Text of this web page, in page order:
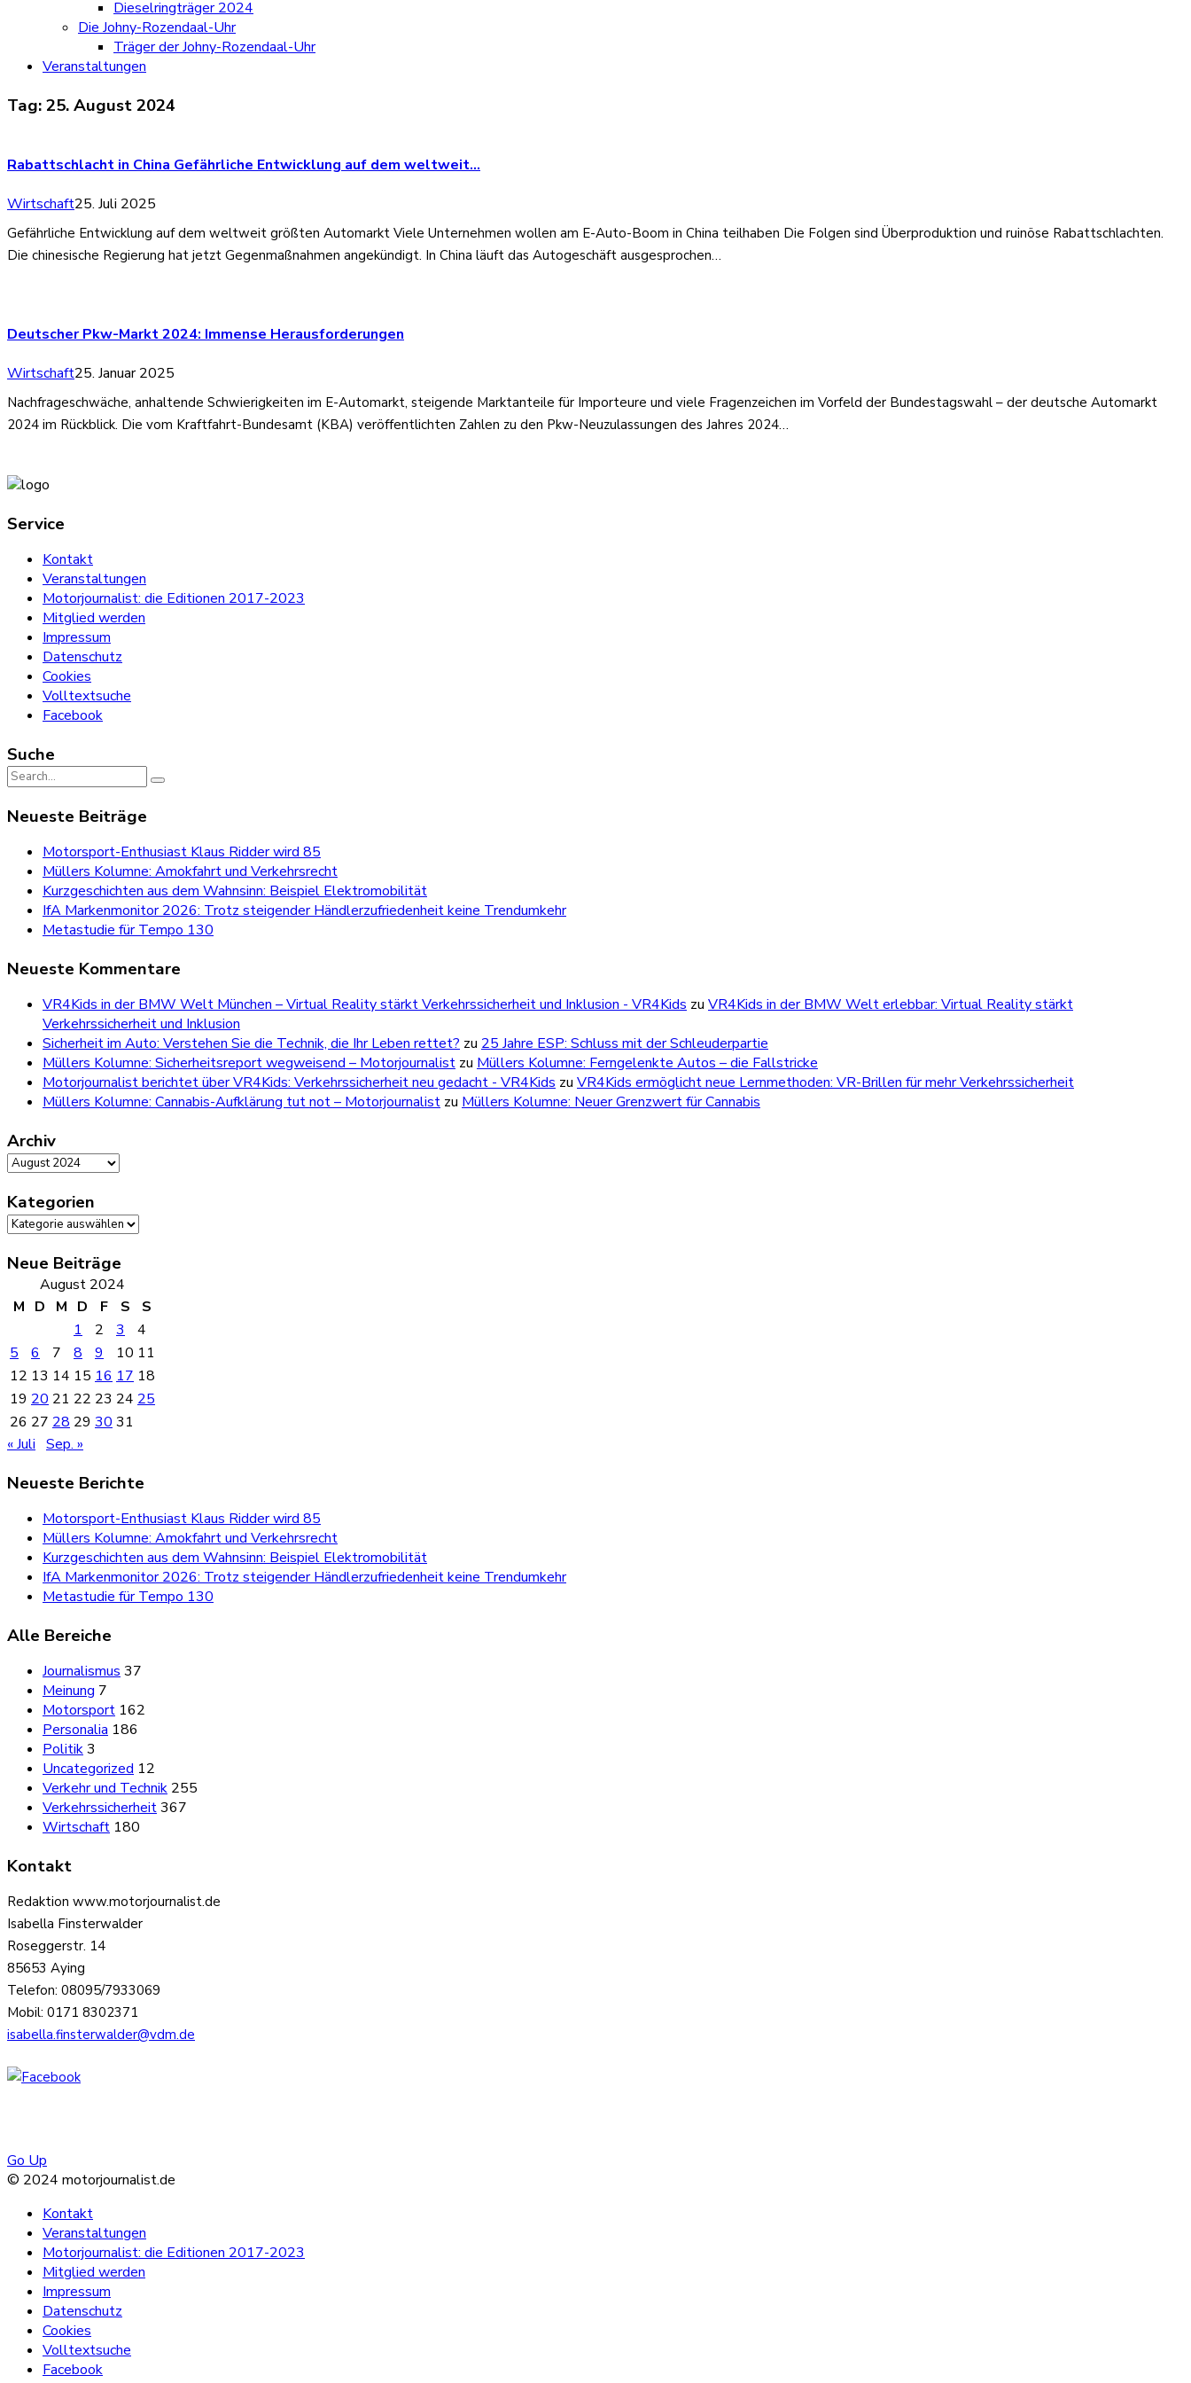
Dieselringträger 2024
Die Johny-Rozendaal-Uhr
Träger der Johny-Rozendaal-Uhr
Veranstaltungen
Tag:25. August 2024
Rabattschlacht in China Gefährliche Entwicklung auf dem weltweit…
Wirtschaft25. Juli 2025
Gefährliche Entwicklung auf dem weltweit größten Automarkt Viele Unternehmen wollen am E-Auto-Boom in China teilhaben Die Folgen sind Überproduktion und ruinöse Rabattschlachten.
Die chinesische Regierung hat jetzt Gegenmaßnahmen angekündigt. In China läuft das Autogeschäft ausgesprochen…
Deutscher Pkw-Markt 2024: Immense Herausforderungen
Wirtschaft25. Januar 2025
Nachfrageschwäche, anhaltende Schwierigkeiten im E-Automarkt, steigende Marktanteile für Importeure und viele Fragenzeichen im Vorfeld der Bundestagswahl – der deutsche Automarkt
2024 im Rückblick. Die vom Kraftfahrt-Bundesamt (KBA) veröffentlichten Zahlen zu den Pkw-Neuzulassungen des Jahres 2024…
Service
Kontakt
Veranstaltungen
Motorjournalist: die Editionen 2017-2023
Mitglied werden
Impressum
Datenschutz
Cookies
Volltextsuche
Facebook
Suche
Search
Neueste Beiträge
Motorsport-Enthusiast Klaus Ridder wird 85
Müllers Kolumne: Amokfahrt und Verkehrsrecht
Kurzgeschichten aus dem Wahnsinn: Beispiel Elektromobilität
IfA Markenmonitor 2026: Trotz steigender Händlerzufriedenheit keine Trendumkehr
Metastudie für Tempo 130
Neueste Kommentare
VR4Kids in der BMW Welt München – Virtual Reality stärkt Verkehrssicherheit und Inklusion - VR4Kids zu VR4Kids in der BMW Welt erlebbar: Virtual Reality stärkt
Verkehrssicherheit und Inklusion
Sicherheit im Auto: Verstehen Sie die Technik, die Ihr Leben rettet? zu 25 Jahre ESP: Schluss mit der Schleuderpartie
Müllers Kolumne: Sicherheitsreport wegweisend – Motorjournalist zu Müllers Kolumne: Ferngelenkte Autos – die Fallstricke
Motorjournalist berichtet über VR4Kids: Verkehrssicherheit neu gedacht - VR4Kids zu VR4Kids ermöglicht neue Lernmethoden: VR-Brillen für mehr Verkehrssicherheit
Müllers Kolumne: Cannabis-Aufklärung tut not – Motorjournalist zu Müllers Kolumne: Neuer Grenzwert für Cannabis
Archiv
Archiv
Kategorien
Kategorien
Neue Beiträge
August 2024
M D M D F S
S
1
2 3
4
5
6 7 8 9 10 11
12 13 14 15 16 17 18
19 20 21 22 23 24 25
26 27 28 29 30 31
« Juli Sep. »
Neueste Berichte
Motorsport-Enthusiast Klaus Ridder wird 85
Müllers Kolumne: Amokfahrt und Verkehrsrecht
Kurzgeschichten aus dem Wahnsinn: Beispiel Elektromobilität
IfA Markenmonitor 2026: Trotz steigender Händlerzufriedenheit keine Trendumkehr
Metastudie für Tempo 130
Alle Bereiche
Journalismus 37
Meinung 7
Motorsport 162
Personalia 186
Politik3
Uncategorized 12
Verkehr und Technik 255
Verkehrssicherheit367
Wirtschaft 180
Kontakt
Redaktion www.motorjournalist.de
Isabella Finsterwalder
Roseggerstr. 14
85653 Aying
Telefon: 08095/7933069
Mobil: 0171 8302371
isabella.finsterwalder@vdm.de
Go Up
© 2024 motorjournalist.de
Kontakt
Veranstaltungen
Motorjournalist: die Editionen 2017-2023
Mitglied werden
Impressum
Datenschutz
Cookies
Volltextsuche
Facebook